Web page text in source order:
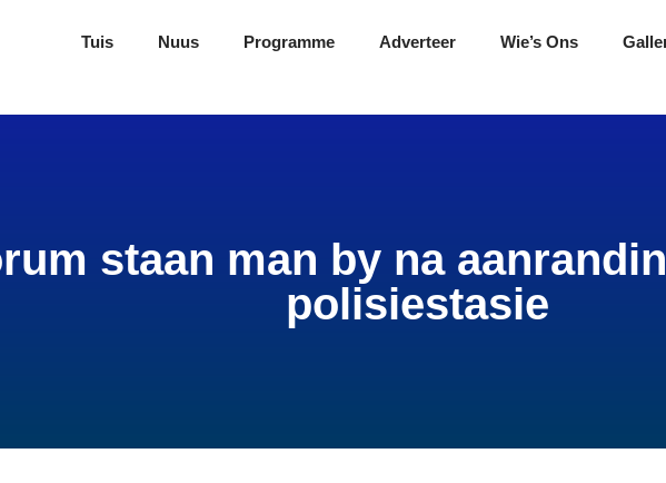
Tuis Nuus Programme Adverteer Wie’s Ons
staan man by na
polisiestasie